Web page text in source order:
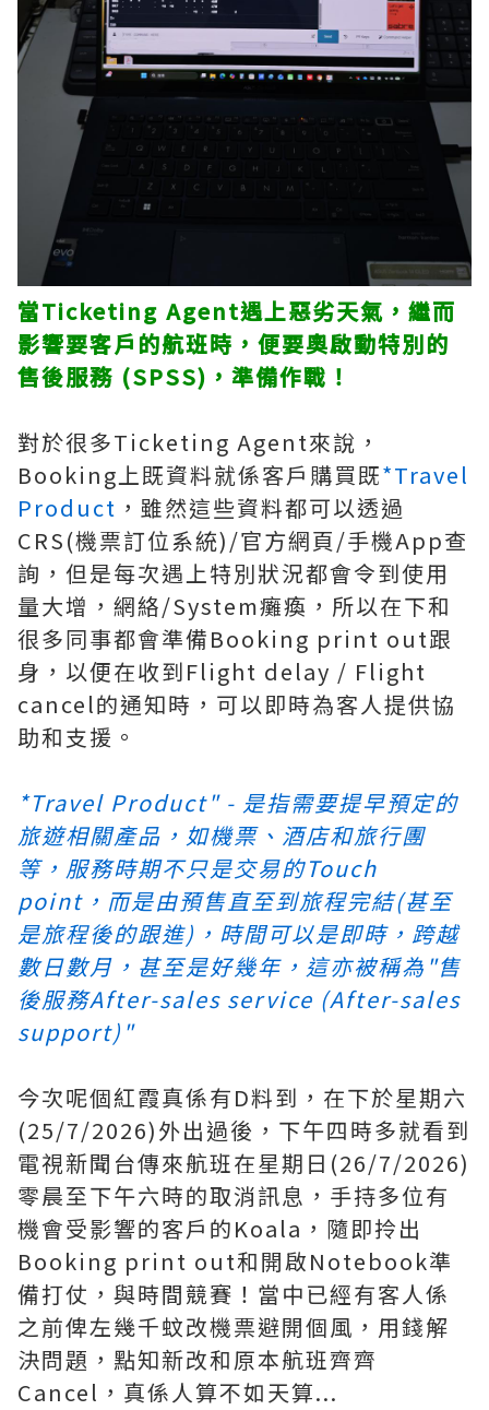
當Ticketing Agent遇上惡劣天氣，繼而
影響要客戶的航班時，便要奧啟動特別的
售後服務 (SPSS)，準備作戰！
對於很多Ticketing Agent來說，
Booking上既資料就係客戶購買既*Travel
Product ，雖然這些資料都可以透過
CRS(機票訂位系統)/官方網頁/手機App查
詢，但是每次遇上特別狀況都會令到使用
量大增，網絡/System癱瘓，所以在下和
很多同事都會準備Booking print out跟
身，以便在收到Flight delay / Flight
cancel的通知時，可以即時為客人提供協
助和支援。
*Travel Product" - 是指需要提早預定的
旅遊相關產品，如機票、酒店和旅行團
等，服務時期不只是交易的Touch
point，而是由預售直至到旅程完結(甚至
是旅程後的跟進)，時間可以是即時，跨越
數日數月，甚至是好幾年，這亦被稱為"售
後服務After-sales service (After-sales
support)"
今次呢個紅霞真係有D料到，在下於星期六
(25/7/2026)外出過後，下午四時多就看到
電視新聞台傳來航班在星期日(26/7/2026)
零晨至下午六時的取消訊息，手持多位有
機會受影響的客戶的Koala，隨即拎出
Booking print out和開啟Notebook準
備打仗，與時間競賽！當中已經有客人係
之前俾左幾千蚊改機票避開個風，用錢解
決問題，點知新改和原本航班齊齊
Cancel，真係人算不如天算...